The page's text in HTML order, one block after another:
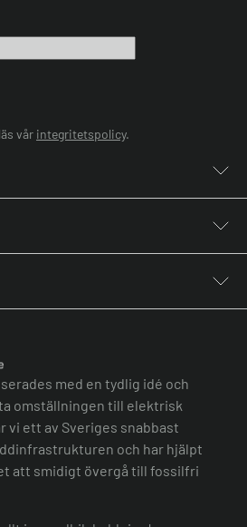
vår integritetspolicy.
med en tydlig idé och
omställningen till elektrisk
vi ett av Sveriges snabbast
och har hjälpt
att smidigt övergå till fossilfri